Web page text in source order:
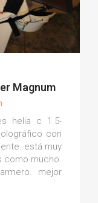
Magnum
helia c 1.5-
con
está muy
como mucho.
mejor